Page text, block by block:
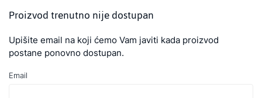
Proizvod trenutno nije dostupan
Upišite email na koji ćemo Vam javiti kada proizvod
postane ponovno dostupan.
Email